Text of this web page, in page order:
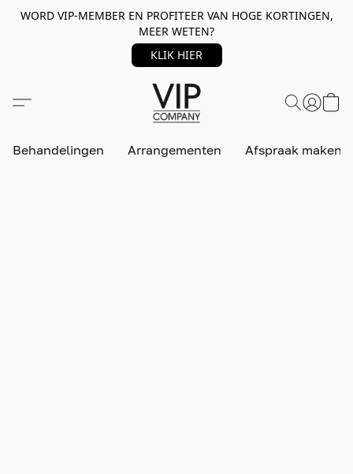
WORD VIP-MEMBER EN PROFITEER VAN HOGE KORTINGEN,
MEER WETEN?
KLIK HIER
Behandelingen Arrangementen Afspraak maken